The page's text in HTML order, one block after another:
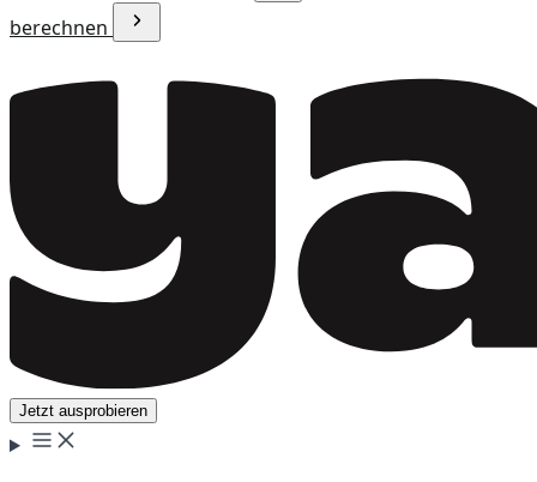
berechnen
Jetzt ausprobieren